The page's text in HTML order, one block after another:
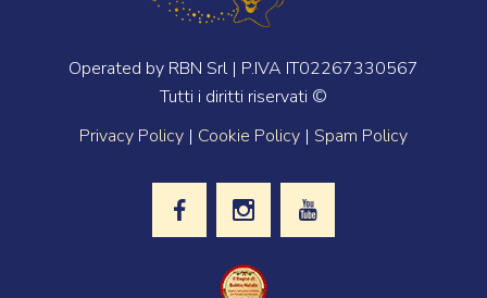
Operated by RBN Srl | P.IVA IT02267330567
Tutti i diritti riservati ©
Privacy Policy | Cookie Policy | Spam Policy